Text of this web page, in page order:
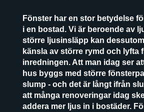
Fönster har en stor betydelse
i en bostad. Vi är beroende av
större ljusinsläpp kan
känsla av större rymd och lyfta
inredningen. Att man idag ser
hus byggs med större
slump - och det är långt ifrån
att många renoveringar idag
addera mer ljus in i bostäder.